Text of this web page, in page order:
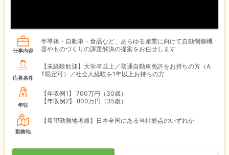
仕事内容
半導体・自動車・食品など、あらゆる産業に向けて自動制御機
器やものづくりの課題解決の提案をお任せします
応募条件
【未経験歓迎】大学卒以上／普通自動車免許をお持ちの方（A
T限定可）／社会人経験を1年以上お持ちの方
年収
【年収例1】
700万円（30歳）
【年収例2】
800万円（35歳）
勤務地
【希望勤務地考慮】日本全国にある当社拠点のいずれか